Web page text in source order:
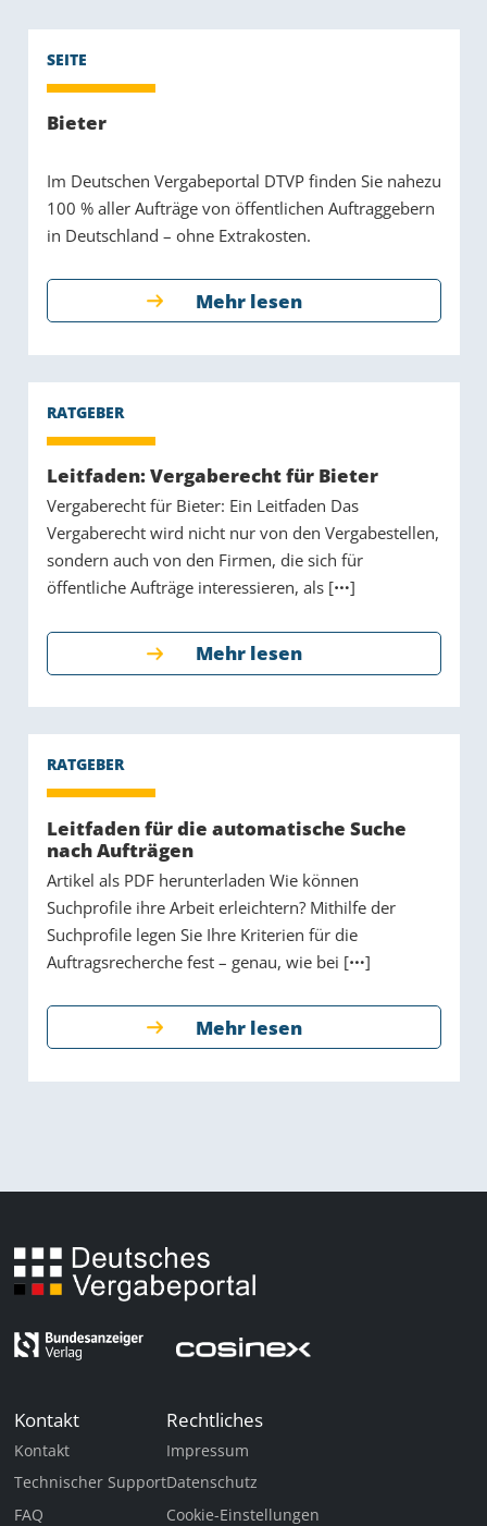
Bieter
Im Deutschen Vergabeportal DTVP finden Sie nahezu
100 % aller Aufträge von öffentlichen Auftraggebern
in Deutschland – ohne Extrakosten.
Mehr lesen
Leitfaden: Vergaberecht für Bieter
Vergaberecht für Bieter: Ein Leitfaden Das
Vergaberecht wird nicht nur von den Vergabestellen,
sondern auch von den Firmen, die sich für
öffentliche Aufträge interessieren, als [
]
Mehr lesen
Leitfaden für die automatische Suche
nach Aufträgen
Artikel als PDF herunterladen Wie können
Suchprofile ihre Arbeit erleichtern? Mithilfe der
Suchprofile legen Sie Ihre Kriterien für die
Auftragsrecherche fest – genau, wie bei [
]
Mehr lesen
Kontakt
Kontakt
Technischer Support
FAQ
Rechtliches
Impressum
Datenschutz
Cookie-Einstellungen